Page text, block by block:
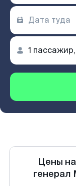
Цены
генерал